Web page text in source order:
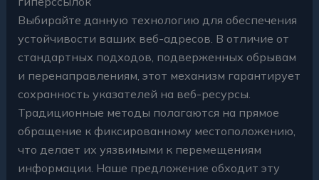
Выбирайте данную технологию для обеспечения
устойчивости ваших веб-адресов. В отличие от
стандартных подходов, подверженных обрывам
и перенаправлениям, этот механизм гарантирует
сохранность указателей на веб-ресурсы.
Традиционные методы полагаются на прямое
обращение к фиксированному местоположению,
что делает их уязвимыми к перемещениям
информации. Наше предложение обходит эту